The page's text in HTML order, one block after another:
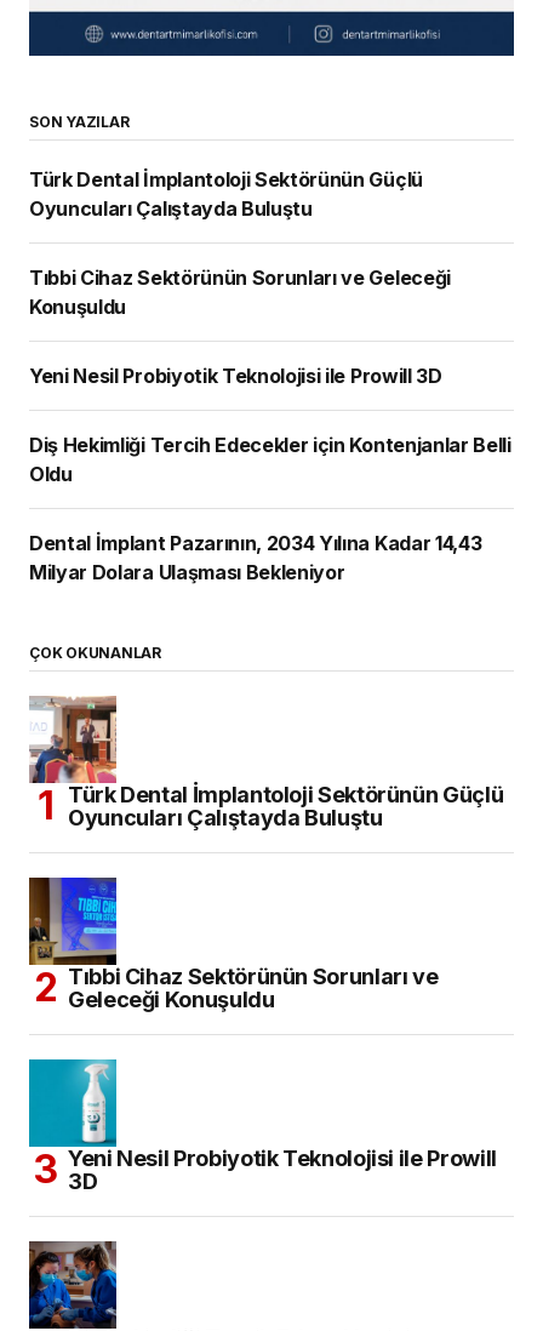
SON YAZILAR
Türk Dental İmplantoloji Sektörünün Güçlü
Oyuncuları Çalıştayda Buluştu
Tıbbi Cihaz Sektörünün Sorunları ve Geleceği
Konuşuldu
Yeni Nesil Probiyotik Teknolojisi ile Prowill 3D
Diş Hekimliği Tercih Edecekler için Kontenjanlar Belli
Oldu
Dental İmplant Pazarının, 2034 Yılına Kadar 14,43
Milyar Dolara Ulaşması Bekleniyor
ÇOK OKUNANLAR
Türk Dental İmplantoloji Sektörünün Güçlü
Oyuncuları Çalıştayda Buluştu
Tıbbi Cihaz Sektörünün Sorunları ve
Geleceği Konuşuldu
Yeni Nesil Probiyotik Teknolojisi ile Prowill
3D